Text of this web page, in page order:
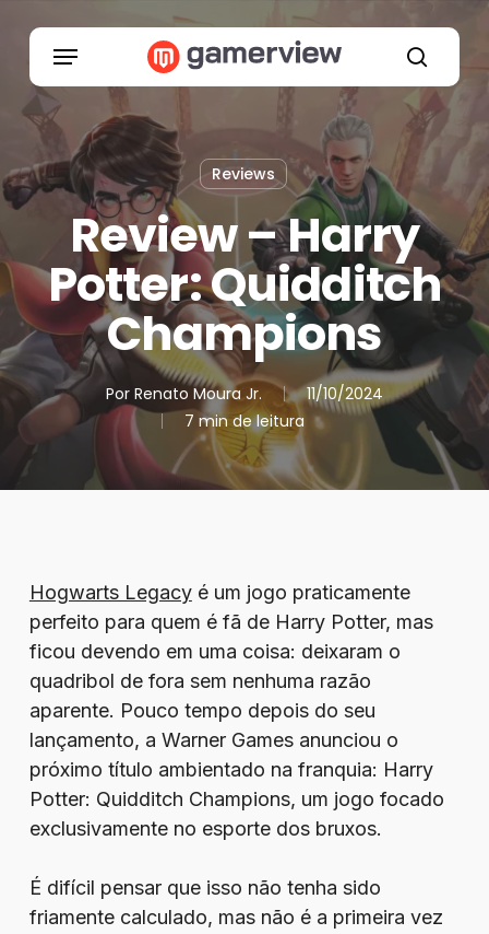
content
search
Menu
Reviews
Review – Harry
Potter: Quidditch
Champions
Por Renato Moura Jr.
11/10/2024
7 min de leitura
Hogwarts Legacyé um jogo praticamente
perfeito para quem é fã de Harry Potter, mas
ficou devendo em uma coisa: deixaram o
quadribol de fora sem nenhuma razão
aparente. Pouco tempo depois do seu
lançamento, a Warner Games anunciou o
próximo título ambientado na franquia: Harry
Potter: Quidditch Champions, um jogo focado
exclusivamente no esporte dos bruxos.
É difícil pensar que isso não tenha sido
friamente calculado, mas não é a primeira vez